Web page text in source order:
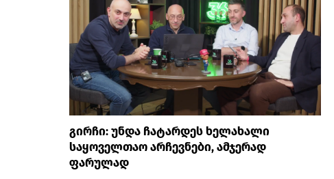
გირჩი: უნდა ჩატარდეს ხელახალი
საყოველთაო არჩევნები, ამჯერად
ფარულად